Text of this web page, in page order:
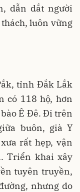
dẫn dắt người
luôn vững
tỉnh Đắk Lắk
có 118 hộ, hơn
Ê Đê. Đi trên
buôn, già Y
rất hẹp, vận
Triển khai xây
tuyên truyền,
nhưng do